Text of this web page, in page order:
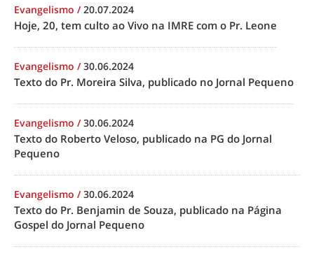
Evangelismo /20.07.2024
Hoje, 20, tem culto ao Vivo na IMRE com o Pr. Leone
Evangelismo /30.06.2024
Texto do Pr. Moreira Silva, publicado no Jornal Pequeno
Evangelismo /30.06.2024
Texto do Roberto Veloso, publicado na PG do Jornal
Pequeno
Evangelismo /30.06.2024
Texto do Pr. Benjamin de Souza, publicado na Página
Gospel do Jornal Pequeno